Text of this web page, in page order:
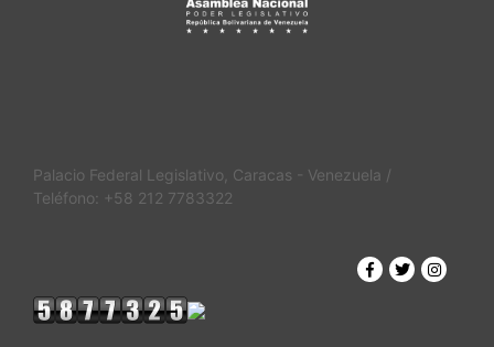
Palacio Federal Legislativo, Caracas - Venezuela /
Teléfono: +58 212 7783322